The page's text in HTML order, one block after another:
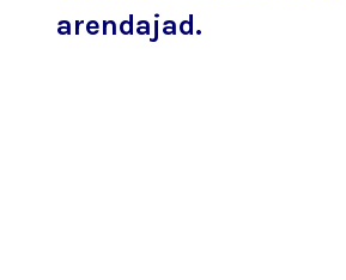
arendajad.